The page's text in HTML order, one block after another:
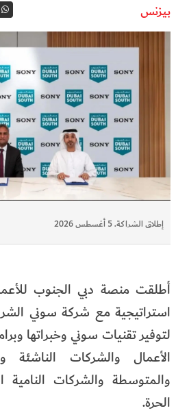
بيزنس
إطلاق الشراكة. 5 أغسطس 2026
أطلقت منصة دبي الجنوب
استراتيجية مع شركة سوني
لتوفير تقنيات سوني وخبراتها
الأعمال والشركات الناشئة
والمتوسطة والشركات النامية
الحرة.